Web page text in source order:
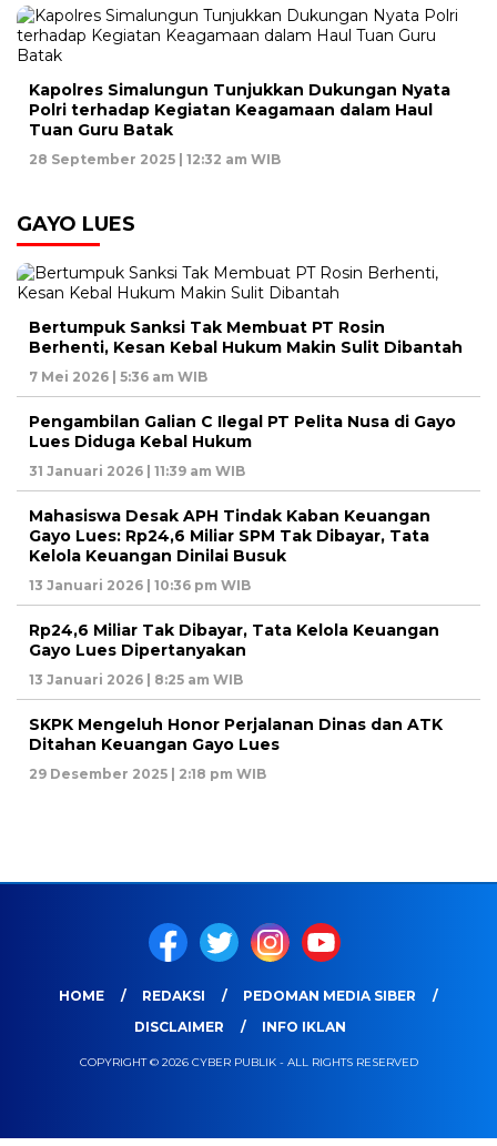
Kapolres Simalungun Tunjukkan Dukungan Nyata
Polri terhadap Kegiatan Keagamaan dalam Haul
Tuan Guru Batak
28 September 2025 | 12:32 am WIB
GAYO LUES
Bertumpuk Sanksi Tak Membuat PT Rosin
Berhenti, Kesan Kebal Hukum Makin Sulit Dibantah
7 Mei 2026 | 5:36 am WIB
Pengambilan Galian C Ilegal PT Pelita Nusa di Gayo
Lues Diduga Kebal Hukum
31 Januari 2026 | 11:39 am WIB
Mahasiswa Desak APH Tindak Kaban Keuangan
Gayo Lues: Rp24,6 Miliar SPM Tak Dibayar, Tata
Kelola Keuangan Dinilai Busuk
13 Januari 2026 | 10:36 pm WIB
Rp24,6 Miliar Tak Dibayar, Tata Kelola Keuangan
Gayo Lues Dipertanyakan
13 Januari 2026 | 8:25 am WIB
SKPK Mengeluh Honor Perjalanan Dinas dan ATK
Ditahan Keuangan Gayo Lues
29 Desember 2025 | 2:18 pm WIB
HOME REDAKSI
PEDOMAN MEDIA SIBER
DISCLAIMER
INFO IKLAN
COPYRIGHT © 2026 CYBER PUBLIK - ALL RIGHTS RESERVED